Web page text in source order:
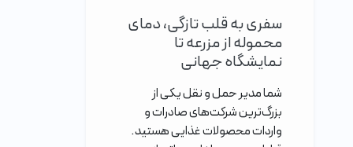
سفری به قلب تازگی، دمای
محموله از مزرعه تا
نمایشگاه جهانی
شما مدیر حمل و نقل یکی از
بزرگ‌ترین شرکت‌های صادرات و
واردات محصولات غذایی هستید.